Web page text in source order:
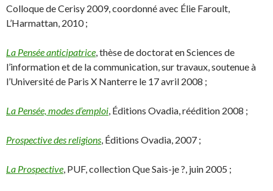
Colloque de Cerisy 2009, coordonné avec Élie Faroult,
L’Harmattan, 2010 ;
La Pensée anticipatrice , thèse de doctorat en Sciences de
l’information et de la communication, sur travaux, soutenue à
l’Université de Paris X Nanterre le 17 avril 2008 ;
La Pensée, modes d’emploi , Éditions Ovadia, réédition 2008 ;
Prospective des religions , Éditions Ovadia, 2007 ;
La Prospective , PUF, collection Que Sais-je ?, juin 2005 ;